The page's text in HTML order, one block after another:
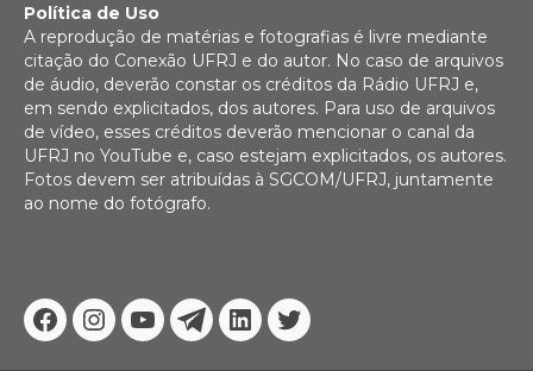
Facebook
Instagram
YoutubeTelegram
Linkedin
Twitter
Política de Uso
A reprodução de matérias e fotografias é livre mediante
citação do Conexão UFRJ e do autor. No caso de arquivos
de áudio, deverão constar os créditos da Rádio UFRJ e,
em sendo explicitados, dos autores. Para uso de arquivos
de vídeo, esses créditos deverão mencionar o canal da
UFRJ no YouTube e, caso estejam explicitados, os autores.
Fotos devem ser atribuídas à SGCOM/UFRJ, juntamente
ao nome do fotógrafo.